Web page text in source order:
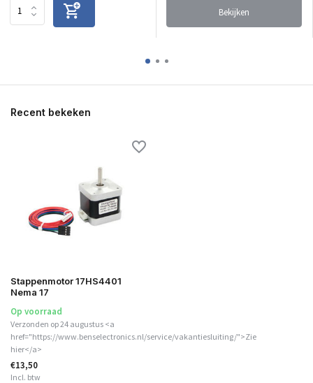
Bekijken
Recent bekeken
Stappenmotor 17HS4401
Nema 17
Op voorraad
Verzonden op 24 augustus <a
href="https://www.benselectronics.nl/service/vakantiesluiting/">Zie
hier</a>
€13,50
Incl. btw